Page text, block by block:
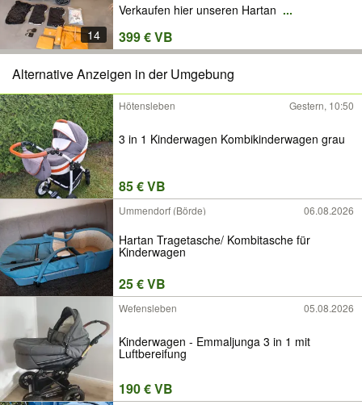
14
Verkaufen hier unseren Hartan ...
399 € VB
Alternative Anzeigen in der Umgebung
Hötensleben Gestern, 10:50
3 in 1 Kinderwagen Kombikinderwagen grau
85 € VB
Ummendorf (Börde) 06.08.2026
Hartan Tragetasche/ Kombitasche für
Kinderwagen
25 € VB
Wefensleben 05.08.2026
Kinderwagen - Emmaljunga 3 in 1 mit
Luftbereifung
190 € VB